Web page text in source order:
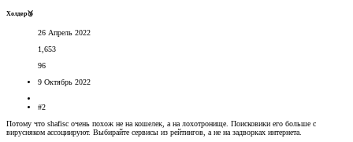
Холдер🥉
26 Апрель 2022
1,653
96
9 Октябрь 2022
#2
Потому что shafisc очень похож не на кошелек, а на лохотронище. Поисковики его больше с
вирусняком ассоциируют. Выбирайте сервисы из рейтингов, а не на задворках интернета.